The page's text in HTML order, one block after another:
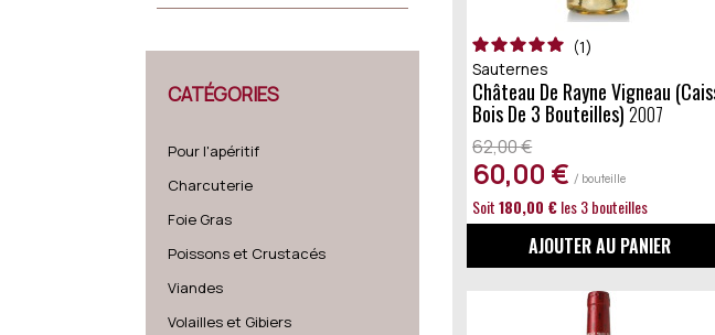
CATÉGORIES
Pour l'apéritif
Charcuterie
Foie Gras
Poissons et Crustacés
Viandes
Volailles et Gibiers
1
Sauternes
Château De Rayne Vigneau (caisse
Bois De 3 Bouteilles)2007
60,00 €
62,00 €
/ bouteille
Soit180,00 €les 3 bouteilles
AJOUTER AU PANIER